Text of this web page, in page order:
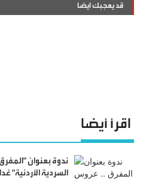
قد يعجبك ايضا
اقرأ أيضا
ندوة بعنوان
السردية الأردنية"